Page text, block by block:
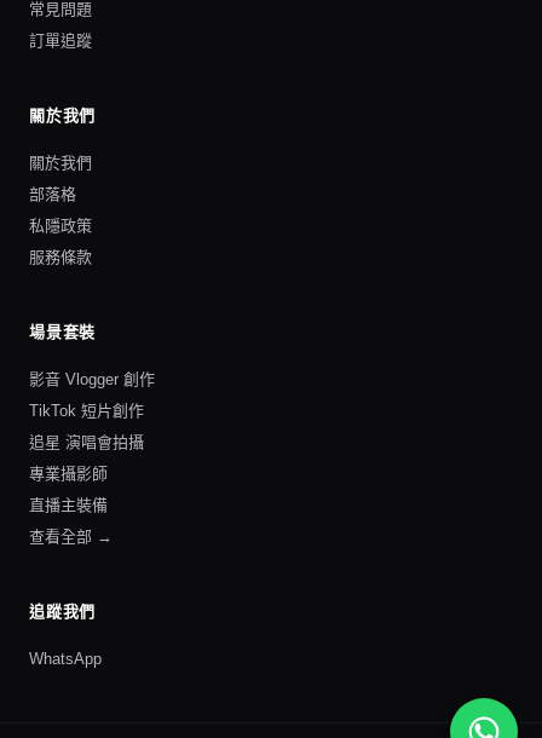
常見問題
訂單追蹤
關於我們
關於我們
部落格
私隱政策
服務條款
場景套裝
影音 Vlogger 創作
TikTok 短片創作
追星 演唱會拍攝
專業攝影師
直播主裝備
查看全部 →
追蹤我們
WhatsApp